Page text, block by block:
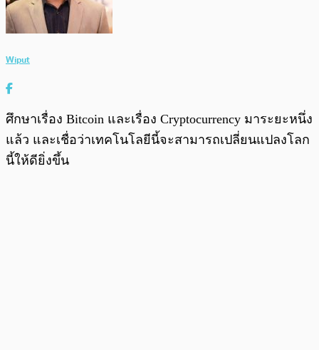
Wiput
ศึกษาเรื่อง Bitcoin และเรื่อง Cryptocurrency มาระยะหนึ่ง
แล้ว และเชื่อว่าเทคโนโลยีนี้จะสามารถเปลี่ยนแปลงโลก
นี้ให้ดียิ่งขึ้น